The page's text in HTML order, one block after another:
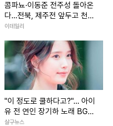
콤파뇨·이동준 전주성 돌아온
다...전북, 제주전 앞두고 천군
만마
이데일리
"이 정도로 쿨하다고?"... 아이
유 전 연인 장기하 노래 BGM
선택해 난리 난 상황
살구뉴스